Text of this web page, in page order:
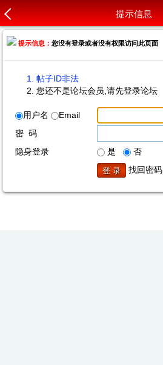
提示信息
提示信息：您没有登录或者没有权限访问此页面
帖子ID非法
您还不是论坛会员,请先登录论坛
用户名
Email
密 码
隐身登录
是
否
找回密码